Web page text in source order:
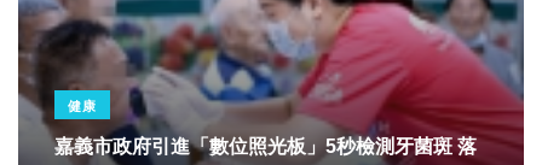
健康
嘉義市政府引進「數位照光板」5秒檢測牙菌斑 落